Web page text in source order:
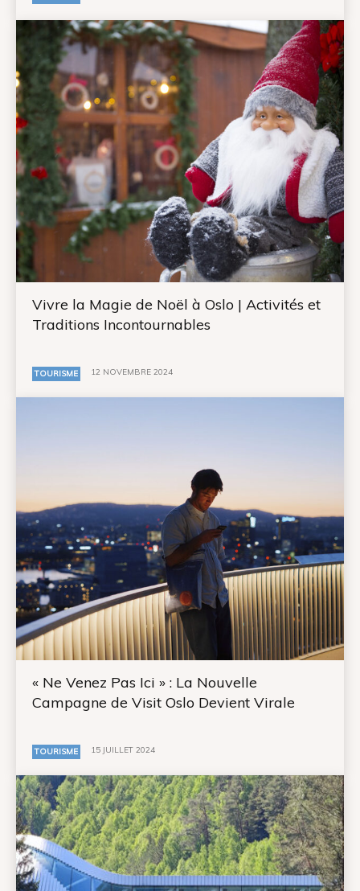
Vivre la Magie de Noël à Oslo | Activités et
Traditions Incontournables
TOURISME 12 NOVEMBRE 2024
« Ne Venez Pas Ici » : La Nouvelle
Campagne de Visit Oslo Devient Virale
TOURISME 15 JUILLET 2024